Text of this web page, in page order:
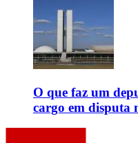
O que faz um
cargo em disputa